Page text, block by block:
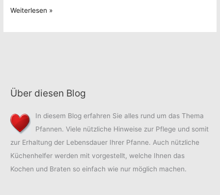
Obstauflauf
„Wie
Weiterlesen »
Über diesen Blog
In diesem Blog erfahren Sie alles rund um das Thema
Pfannen. Viele nützliche Hinweise zur Pflege und somit
zur Erhaltung der Lebensdauer Ihrer Pfanne. Auch nützliche
Küchenhelfer werden mit vorgestellt, welche Ihnen das
Kochen und Braten so einfach wie nur möglich machen.